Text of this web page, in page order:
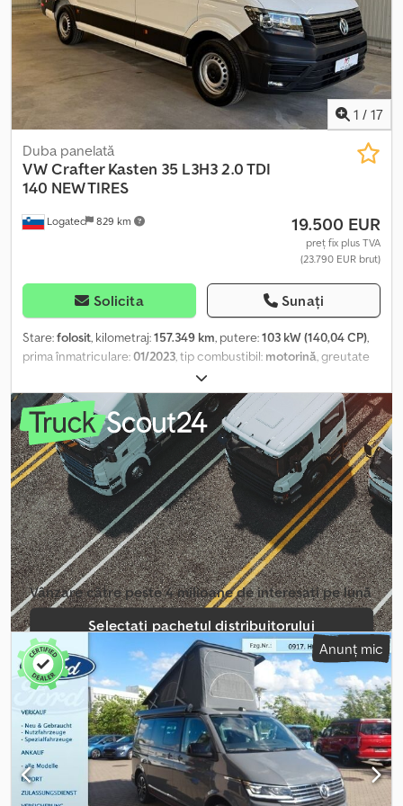
1 / 17
Logatec 829 km
Duba panelată
VWCrafter Kasten 35 L3H3 2.0 TDI
140 NEW TIRES
19.500 EUR
preț fix plus TVA
(23.790 EUR brut)
Solicita Sunați
Stare:folosit, kilometraj:157.349 km, putere:103 kW (140,04 CP),
prima înmatriculare:01/2023, tip combustibil: motorină, greutate
, tip de angrenaj:
emisii:Euro 6, număr de locuri:3, volumul spațiului de încărcare:12
m³, lungimea spațiului de încărcare: 3.460 mm
, lățimea spațiului
de încărcare:1.800 mm, înălțime spațiu de încărcare:2.000 mm,
Dotări:ABS, aer condiționat, filtru de particule, program
electronic de stabilitate (ESP), sistem de navigație, închidere
centralizată, PLĂCUȚELE DE EXPORT SE OBȚIN ÎN 1 ORĂ.
Whatsapp / Viber / Facetime: Luka, tel.: Avem peste 25 de ani de
experiență în vânzarea de autoturisme second-hand. Oferim între
70 și 100 de vehicule comerciale second-hand în orice moment.
Este important să știți că toate vehiculele noastre sunt
inspectate de un mecanic înainte de a fi vândute. Ca standard,
efectuăm întotdeauna o revizie minoră pentru toate vehiculele: -
ulei de motor și filtru de ulei, filtru de aer, filtru de habitaclu. -
toate vehiculele sunt supuse unei inspecții amănunțite. Plăcuțele
de export și documentele de înmatriculare pot fi obținute înainte
de livrarea vehiculului. Codpfx Ajzrg R Dehgorf Doriți o prezentare
video live? Nicio problemă, sunați-ne. Echipamente speciale:
Pachet de compartimentare 2, compartimente: slot dublu DIN în
partea din față, sub plafon, lumini interioare în cabina șoferului:
lampă de citit în față, airbag pentru șofer/pasager, airbag pasager
dezactivabil, sistem audio-navigație Discover Media (ecran tactil
color), sistem de comandă vocală, interfață multimedia USB
Vânzare către peste 4 milioane de interesați pe lună
Selectați pachetul distribuitorului
Creați anunț individual
Anunț mic